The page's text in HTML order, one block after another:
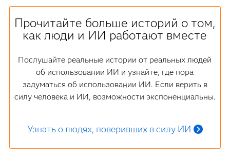
Прочитайте больше историй о том,
как люди и ИИ работают вместе
Послушайте реальные истории от реальных людей
об использовании ИИ и узнайте, где пора
задуматься об использовании ИИ. Если верить в
силу человека и ИИ, возможности экспоненциальны.
Узнать о людях, поверивших в силу ИИ